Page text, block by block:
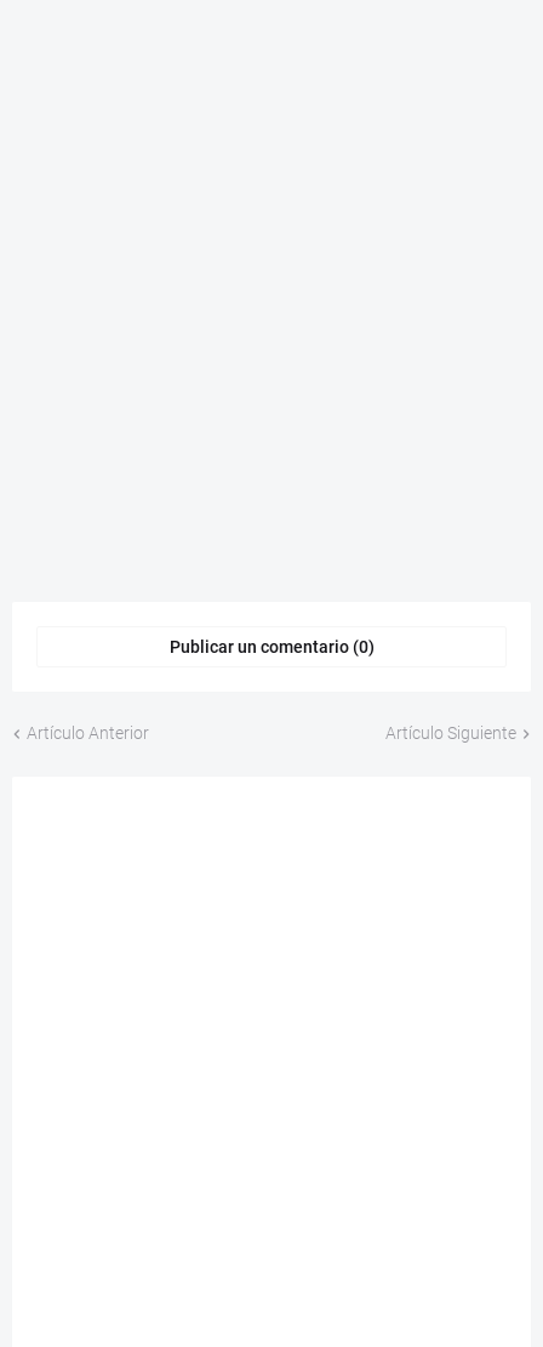
Publicar un comentario (0)
Artículo Anterior Artículo Siguiente